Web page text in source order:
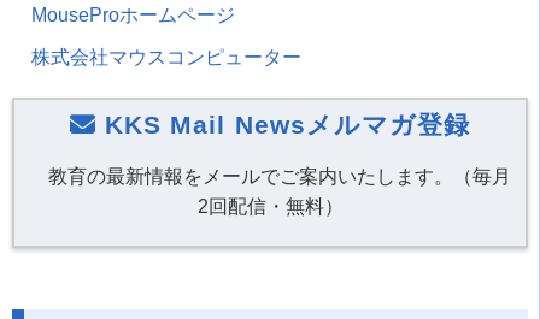
MouseProホームページ
株式会社マウスコンピューター
KKS Mail Newsメルマガ登録
教育の最新情報をメールでご案内いたします。（毎月
2回配信・無料）